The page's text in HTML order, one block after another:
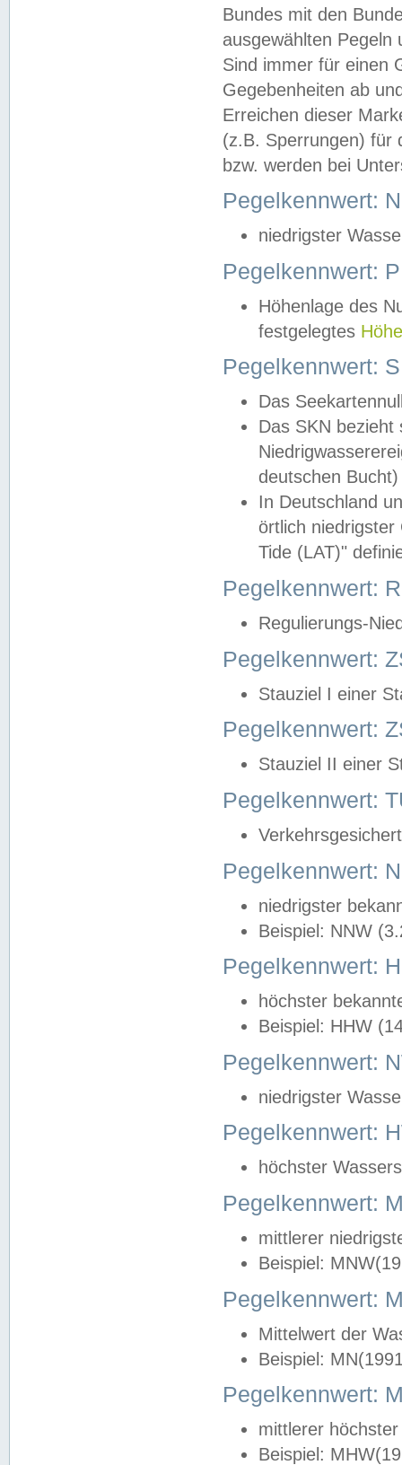
Bundes mit den
ausgewählten
Sind immer für einen
Gegebenheiten ab
Erreichen dieser
(z.B. Sperrungen) für
bzw. werden bei
Pegelkennwert:
niedrigster
Pegelkennwert:
Höhenlage des
festgelegtes
Pegelkennwert:
Das
Das SKN
deutschen
In Deutschland
örtlich
Tide (LAT)"
Pegelkennwert:
Regulierungs-
Pegelkennwert:
Stauziel I einer
Pegelkennwert:
Stauziel II einer
Pegelkennwert:
Pegelkennwert:
niedrigster
Beispiel: NNW
Pegelkennwert:
höchster
Beispiel: HHW
Pegelkennwert:
niedrigster
Pegelkennwert:
höchster
Pegelkennwert:
mittlerer
Beispiel:
Pegelkennwert:
Mittelwert der
Beispiel:
Pegelkennwert:
mittlerer
Beispiel: